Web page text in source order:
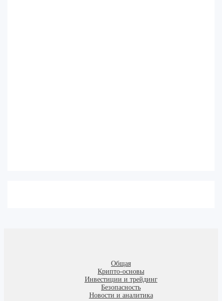
Общая
Крипто-основы
Инвестиции и трейдинг
Безопасность
Новости и аналитика